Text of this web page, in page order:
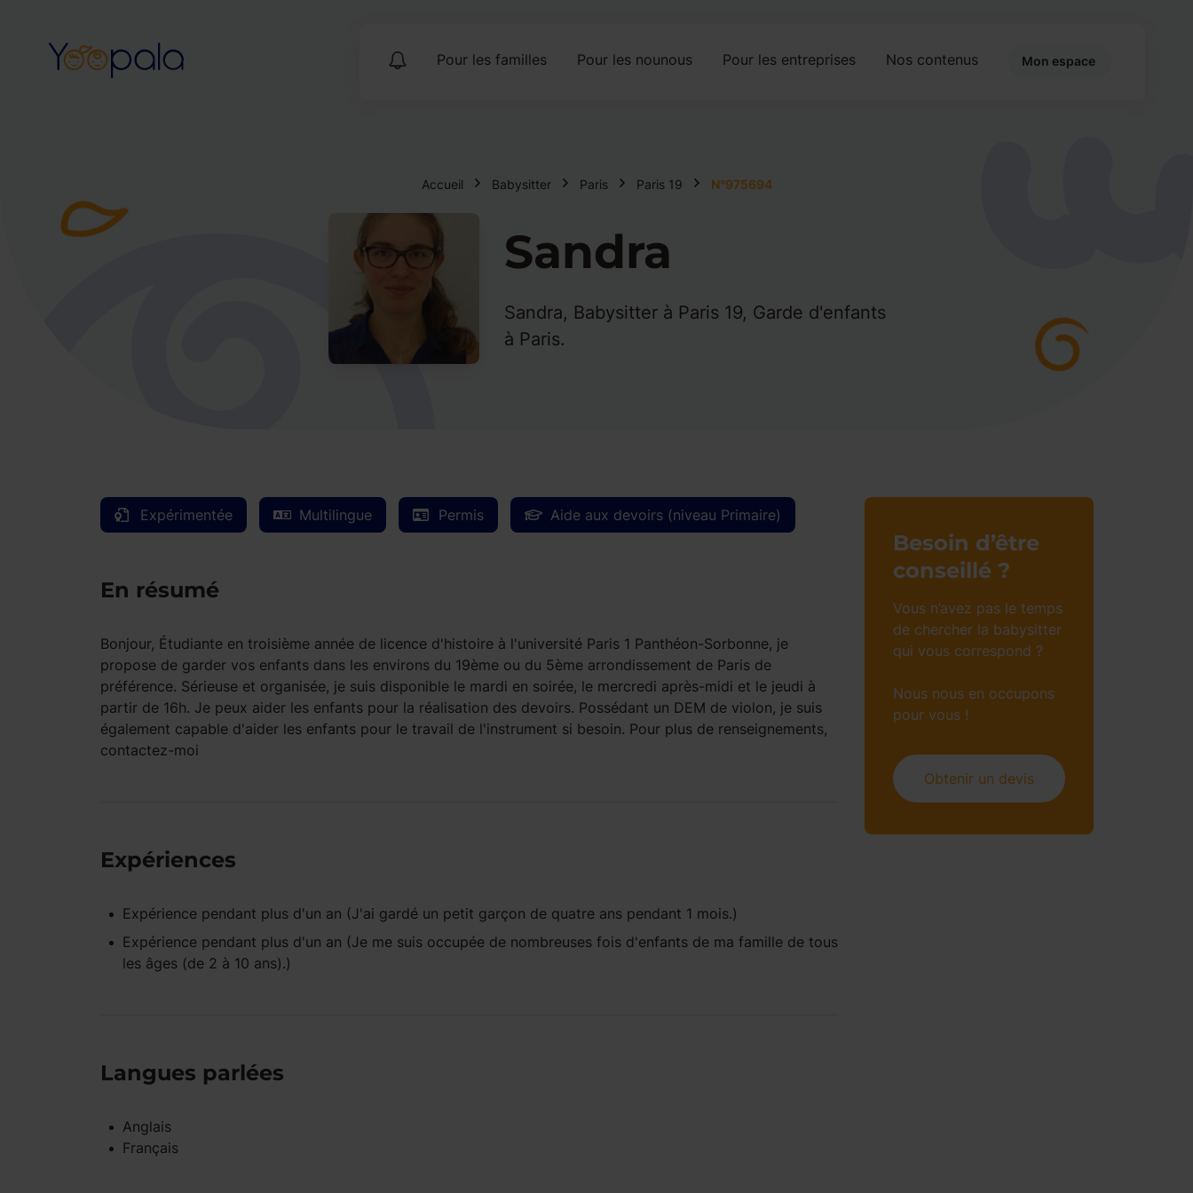
Pour les familles Pour les nounous Pour les entreprises Nos contenus Mon espace
Accueil Babysitter Paris Paris 19 N°975694
Sandra
Sandra, Babysitter à Paris 19, Garde d'enfants
à Paris.
Expérimentée Multilingue Permis Aide aux devoirs (niveau Primaire)
En résumé
Bonjour, Étudiante en troisième année de licence d'histoire à l'université Paris 1 Panthéon-Sorbonne, je
propose de garder vos enfants dans les environs du 19ème ou du 5ème arrondissement de Paris de
préférence. Sérieuse et organisée, je suis disponible le mardi en soirée, le mercredi après-midi et le jeudi à
partir de 16h. Je peux aider les enfants pour la réalisation des devoirs. Possédant un DEM de violon, je suis
également capable d'aider les enfants pour le travail de l'instrument si besoin. Pour plus de renseignements,
contactez-moi
Expériences
Expérience pendant plus d'un an (J'ai gardé un petit garçon de quatre ans pendant 1 mois.)
Expérience pendant plus d'un an (Je me suis occupée de nombreuses fois d'enfants de ma famille de tous
les âges (de 2 à 10 ans).)
Langues parlées
Anglais
Français
Besoin d’être
conseillé ?
Vous n’avez pas le temps
de chercher la babysitter
qui vous correspond ?
Nous nous en occupons
pour vous !
Obtenir un devis